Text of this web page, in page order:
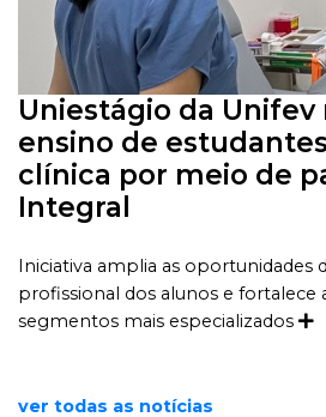
Uniestágio da Unifev
ensino de
clínica por meio de
Integral
Iniciativa amplia as oportunidades
profissional dos alunos e fortalece
segmentos mais especializados
ver todas as notícias